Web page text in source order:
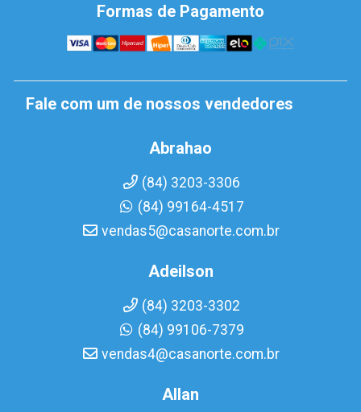
Formas de Pagamento
Fale com um de nossos vendedores
Abrahao
(84) 3203-3306
(84) 99164-4517
vendas5@casanorte.com.br
Adeilson
(84) 3203-3302
(84) 99106-7379
vendas4@casanorte.com.br
Allan